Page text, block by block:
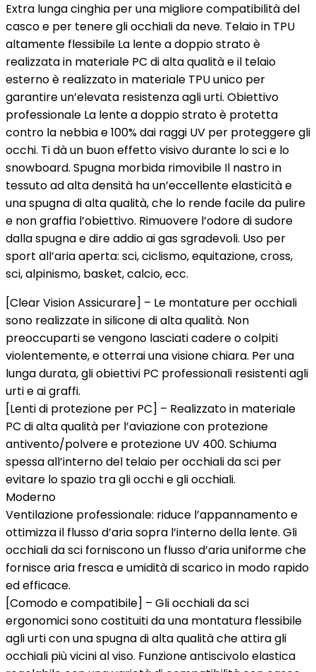
Extra lunga cinghia per una migliore compatibilità del
casco e per tenere gli occhiali da neve. Telaio in TPU
altamente flessibile La lente a doppio strato è
realizzata in materiale PC di alta qualità e il telaio
esterno è realizzato in materiale TPU unico per
garantire un’elevata resistenza agli urti. Obiettivo
professionale La lente a doppio strato è protetta
contro la nebbia e 100% dai raggi UV per proteggere gli
occhi. Ti dà un buon effetto visivo durante lo sci e lo
snowboard. Spugna morbida rimovibile Il nastro in
tessuto ad alta densità ha un’eccellente elasticità e
una spugna di alta qualità, che lo rende facile da pulire
e non graffia l’obiettivo. Rimuovere l’odore di sudore
dalla spugna e dire addio ai gas sgradevoli. Uso per
sport all’aria aperta: sci, ciclismo, equitazione, cross,
sci, alpinismo, basket, calcio, ecc.
[Clear Vision Assicurare] – Le montature per occhiali
sono realizzate in silicone di alta qualità. Non
preoccuparti se vengono lasciati cadere o colpiti
violentemente, e otterrai una visione chiara. Per una
lunga durata, gli obiettivi PC professionali resistenti agli
urti e ai graffi.
[Lenti di protezione per PC] – Realizzato in materiale
PC di alta qualità per l’aviazione con protezione
antivento/polvere e protezione UV 400. Schiuma
spessa all’interno del telaio per occhiali da sci per
evitare lo spazio tra gli occhi e gli occhiali.
Moderno
Ventilazione professionale: riduce l’appannamento e
ottimizza il flusso d’aria sopra l’interno della lente. Gli
occhiali da sci forniscono un flusso d’aria uniforme che
fornisce aria fresca e umidità di scarico in modo rapido
ed efficace.
[Comodo e compatibile] – Gli occhiali da sci
ergonomici sono costituiti da una montatura flessibile
agli urti con una spugna di alta qualità che attira gli
occhiali più vicini al viso. Funzione antiscivolo elastica